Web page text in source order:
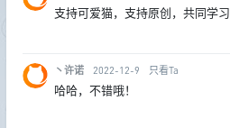
支持可爱猫，支持原创，共同学习
丶许诺 2022-12-9 只看Ta
哈哈，不错哦！